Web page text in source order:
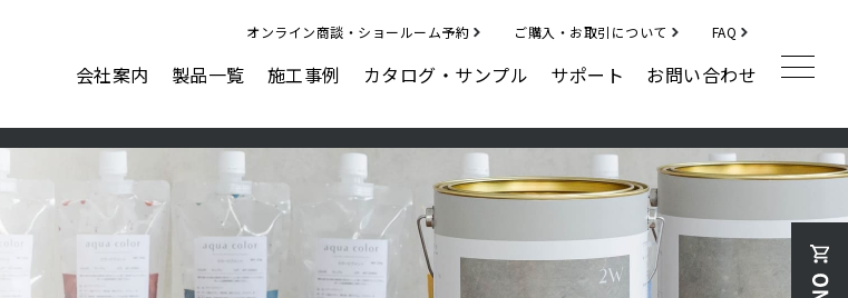
オンライン商談・ショールーム予約 ご購入・お取引について FAQ
会社案内
ビジョン
会社概要
AFJにできること
製品一覧
水性塗料
アクアカラー for floor
アクアカラー for wall
補修材
クラックフィラー
ディボットパッチ
施工事例 カタログ・サンプル サポート お問い合わせ